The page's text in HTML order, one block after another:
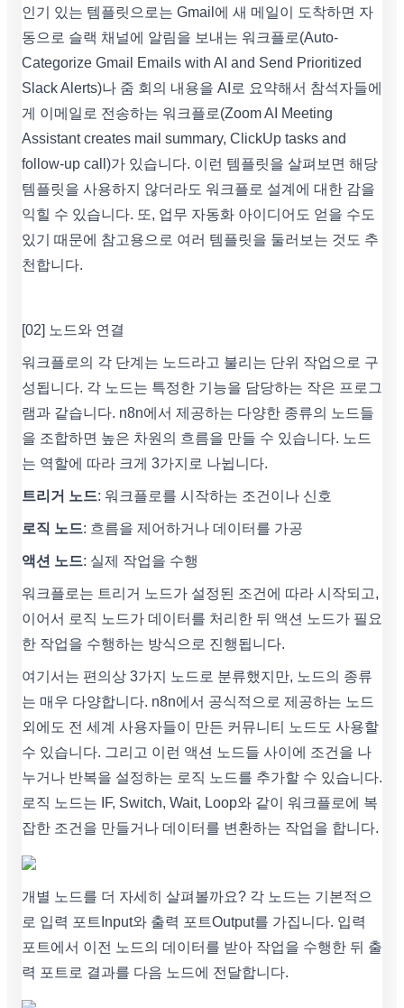
인기 있는 템플릿으로는 Gmail에 새 메일이 도착하면 자
동으로 슬랙 채널에 알림을 보내는 워크플로(Auto-
Categorize Gmail Emails with AI and Send Prioritized
Slack Alerts)나 줌 회의 내용을 AI로 요약해서 참석자들에
게 이메일로 전송하는 워크플로(Zoom AI Meeting
Assistant creates mail summary, ClickUp tasks and
follow-up call)가 있습니다. 이런 템플릿을 살펴보면 해당
템플릿을 사용하지 않더라도 워크플로 설계에 대한 감을
익힐 수 있습니다. 또, 업무 자동화 아이디어도 얻을 수도
있기 때문에 참고용으로 여러 템플릿을 둘러보는 것도 추
천합니다.
[02] 노드와 연결
워크플로의 각 단계는 노드라고 불리는 단위 작업으로 구
성됩니다. 각 노드는 특정한 기능을 담당하는 작은 프로그
램과 같습니다. n8n에서 제공하는 다양한 종류의 노드들
을 조합하면 높은 차원의 흐름을 만들 수 있습니다. 노드
는 역할에 따라 크게 3가지로 나뉩니다.
트리거 노드: 워크플로를 시작하는 조건이나 신호
로직 노드: 흐름을 제어하거나 데이터를 가공
액션 노드: 실제 작업을 수행
워크플로는 트리거 노드가 설정된 조건에 따라 시작되고,
이어서 로직 노드가 데이터를 처리한 뒤 액션 노드가 필요
한 작업을 수행하는 방식으로 진행됩니다.
여기서는 편의상 3가지 노드로 분류했지만, 노드의 종류
는 매우 다양합니다. n8n에서 공식적으로 제공하는 노드
외에도 전 세계 사용자들이 만든 커뮤니티 노드도 사용할
수 있습니다. 그리고 이런 액션 노드들 사이에 조건을 나
누거나 반복을 설정하는 로직 노드를 추가할 수 있습니다.
로직 노드는 IF, Switch, Wait, Loop와 같이 워크플로에 복
잡한 조건을 만들거나 데이터를 변환하는 작업을 합니다.
개별 노드를 더 자세히 살펴볼까요? 각 노드는 기본적으
로 입력 포트Input와 출력 포트Output를 가집니다. 입력
포트에서 이전 노드의 데이터를 받아 작업을 수행한 뒤 출
력 포트로 결과를 다음 노드에 전달합니다.